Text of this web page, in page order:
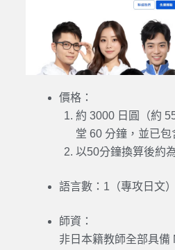
價格：
約 3000 日圓（約
堂 60 分鐘，並已包
以50分鐘換算後約
語言數： 1（專攻日文）
師資：
非日本籍教師全部具備